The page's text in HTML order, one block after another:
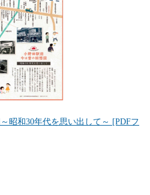
昭和30年代を思い出して～ [PDFフ